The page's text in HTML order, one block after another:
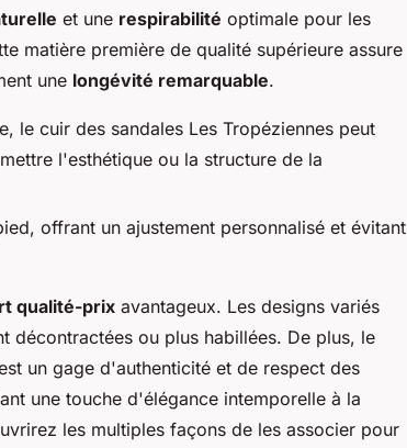
et une respirabilité optimale pour les
matière première de qualité supérieure assure
une longévité remarquable.
le cuir des sandales Les Tropéziennes peut
l'esthétique ou la structure de la
offrant un ajustement personnalisé et évitant
qualité-prix avantageux. Les designs variés
décontractées ou plus habillées. De plus, le
un gage d'authenticité et de respect des
une touche d'élégance intemporelle à la
les multiples façons de les associer pour